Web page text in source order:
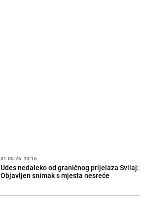
31.05.26. 13:16
Udes nedaleko od graničnog prijelaza Svilaj:
Objavljen snimak s mjesta nesreće